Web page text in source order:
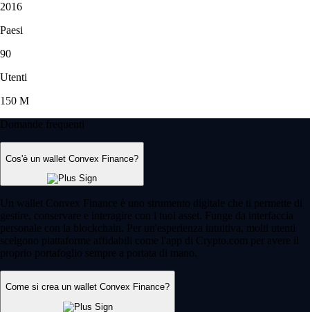
2016
Paesi
90
Utenti
150 M
Domande frequenti
Cos'è un wallet Convex Finance?
Un wallet Convex Finance è uno strumento digitale che ti permette di
gestire, conservare e interagire con i tuoi asset. Funge da interfaccia
personale con la blockchain. Per un'esperienza intuitiva, molti utenti
scelgono piattaforme affidabili come l'app di Crypto.com per avere il
proprio portafoglio sempre a portata di mano.
Come si crea un wallet Convex Finance?